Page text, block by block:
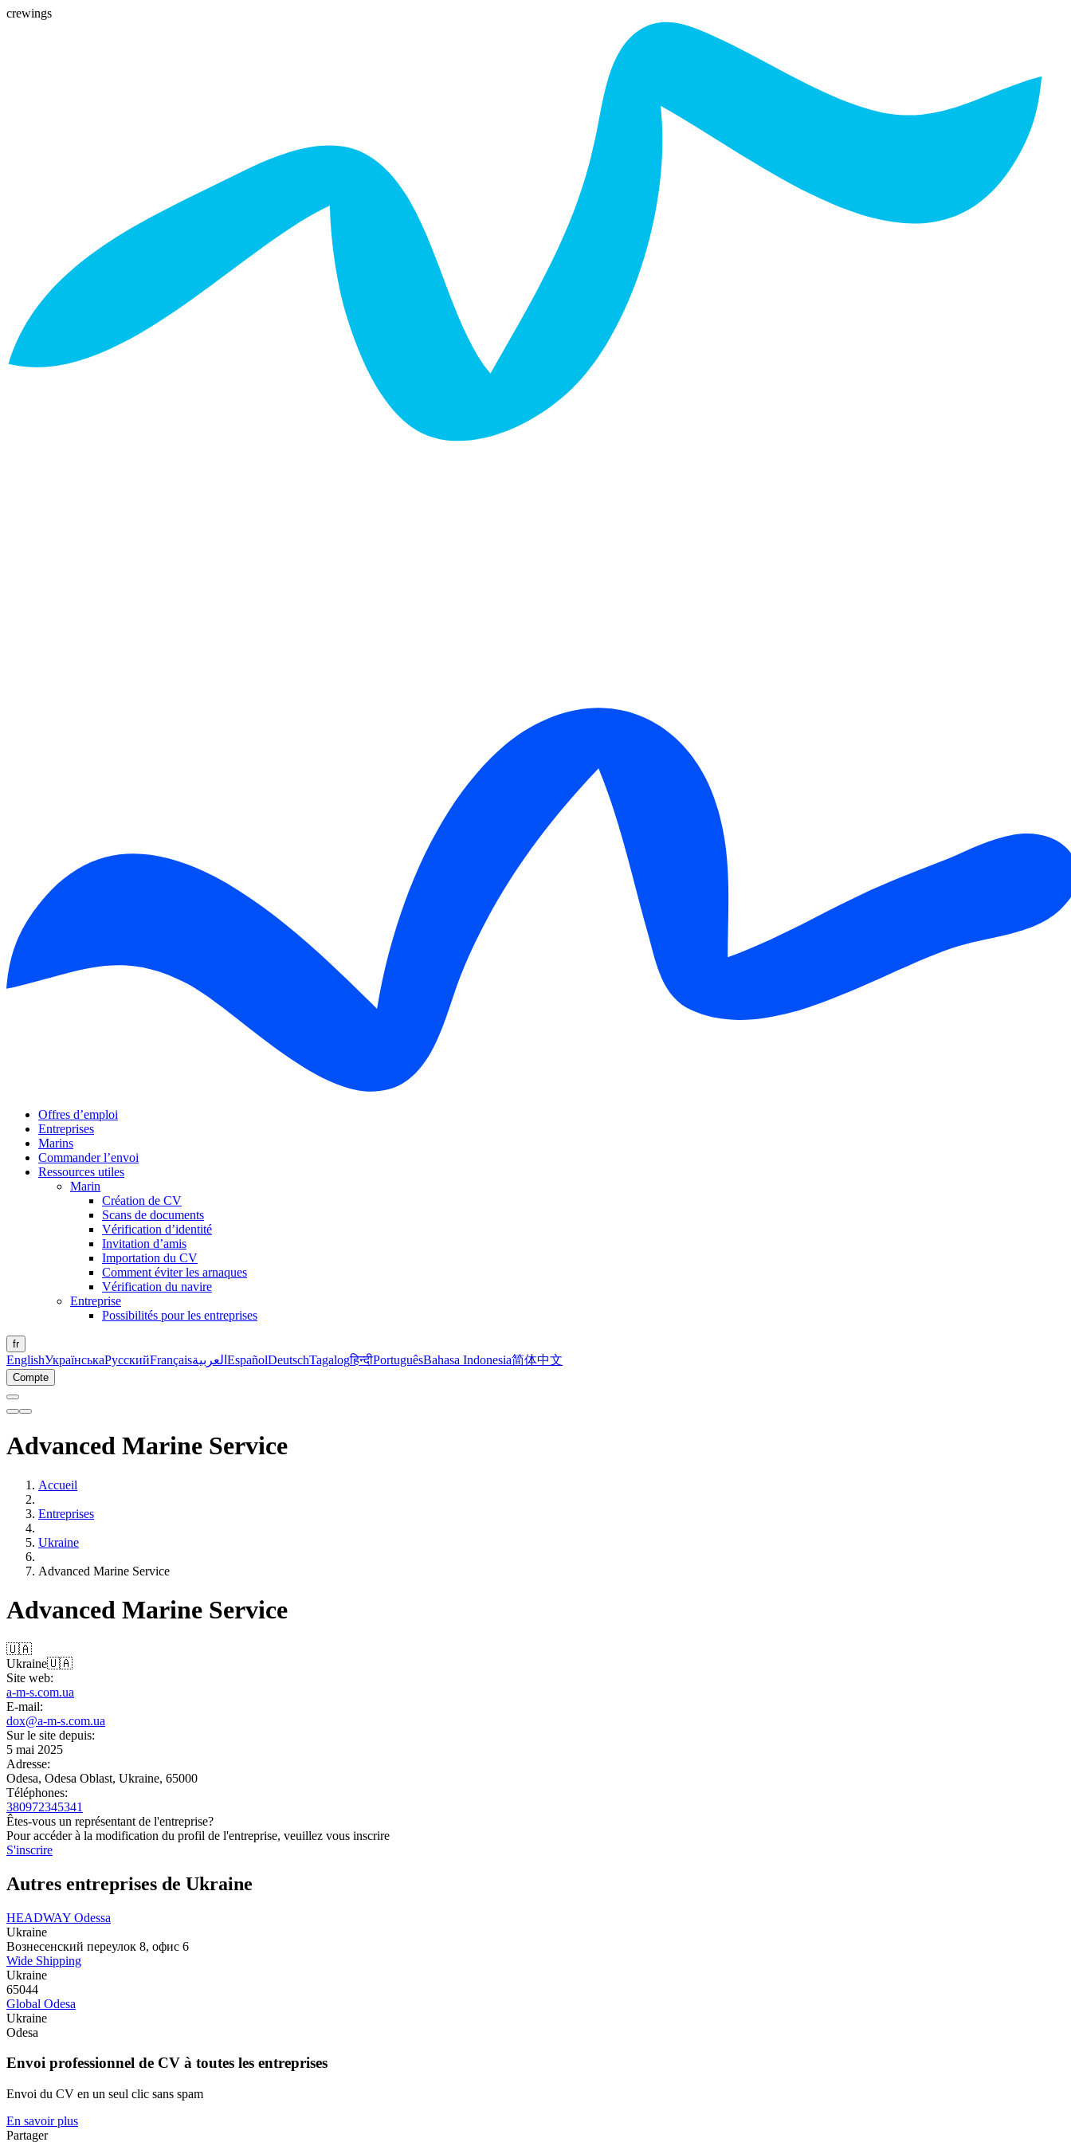
crewings
Offres d’emploi
Entreprises
Marins
Commander l’envoi
Ressources utiles
Marin
Création de CV
Scans de documents
Vérification d’identité
Invitation d’amis
Importation du CV
Comment éviter les arnaques
Vérification du navire
Entreprise
Possibilités pour les entreprises
fr
EnglishУкраїнськаРусскийFrançaisالعربية EspañolDeutschTagalogहिन्दीPortuguêsBahasa Indonesia简体中文
Compte
Advanced Marine Service
Accueil
Entreprises
Ukraine
Advanced Marine Service
Advanced Marine Service
🇺🇦
Ukraine🇺🇦
Site web:
a-m-s.com.ua
E-mail:
dox@a-m-s.com.ua
Sur le site depuis:
5 mai 2025
Adresse:
Odesa, Odesa Oblast, Ukraine, 65000
Téléphones:
380972345341
Êtes-vous un représentant de l'entreprise?
Pour accéder à la modification du profil de l'entreprise, veuillez vous inscrire
S'inscrire
Autres entreprises de Ukraine
HEADWAY Odessa
Ukraine
Вознесенский переулок 8, офис 6
Wide Shipping
Ukraine
65044
Global Odesa
Ukraine
Odesa
Envoi professionnel de CV à toutes les entreprises
Envoi du CV en un seul clic sans spam
En savoir plus
Partager